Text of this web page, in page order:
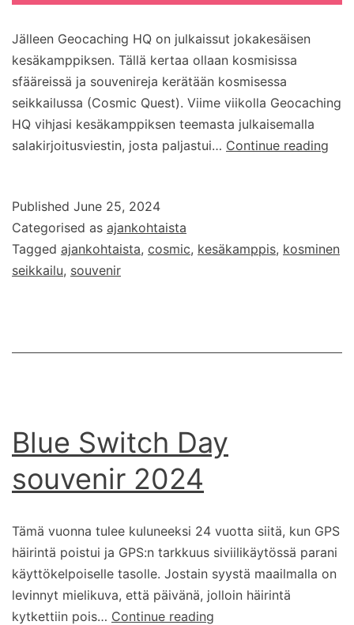
Jälleen Geocaching HQ on julkaissut jokakesäisen
kesäkamppiksen. Tällä kertaa ollaan kosmisissa
sfääreissä ja souvenireja kerätään kosmisessa
seikkailussa (Cosmic Quest). Viime viikolla Geocaching
HQ vihjasi kesäkamppiksen teemasta julkaisemalla
salakirjoitusviestin, josta paljastui… Continue reading
Published June 25, 2024
Categorised as ajankohtaista
Tagged ajankohtaista, cosmic, kesäkamppis, kosminen
seikkailu, souvenir
Blue Switch Day
souvenir 2024
Tämä vuonna tulee kuluneeksi 24 vuotta siitä, kun GPS
häirintä poistui ja GPS:n tarkkuus siviilikäytössä parani
käyttökelpoiselle tasolle. Jostain syystä maailmalla on
levinnyt mielikuva, että päivänä, jolloin häirintä
kytkettiin pois… Continue reading